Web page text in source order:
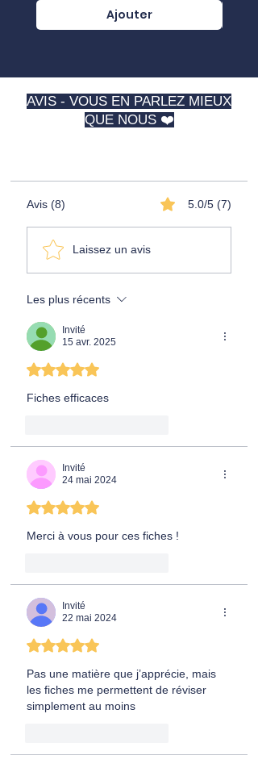
Ajouter
AVIS - VOUS EN PARLEZ MIEUX
QUE NOUS ❤️
Avis (8) 5.0/5 (7)
Laissez un avis
Les plus récents
Invité
15 avr. 2025
Noté 5 étoiles sur 5.
Fiches efficaces
Invité
24 mai 2024
Noté 5 étoiles sur 5.
Merci à vous pour ces fiches !
Invité
22 mai 2024
Noté 5 étoiles sur 5.
Pas une matière que j’apprécie, mais
les fiches me permettent de réviser
simplement au moins